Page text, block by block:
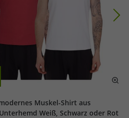
Muskel-Shirt aus
Weiß, Schwarz oder Rot